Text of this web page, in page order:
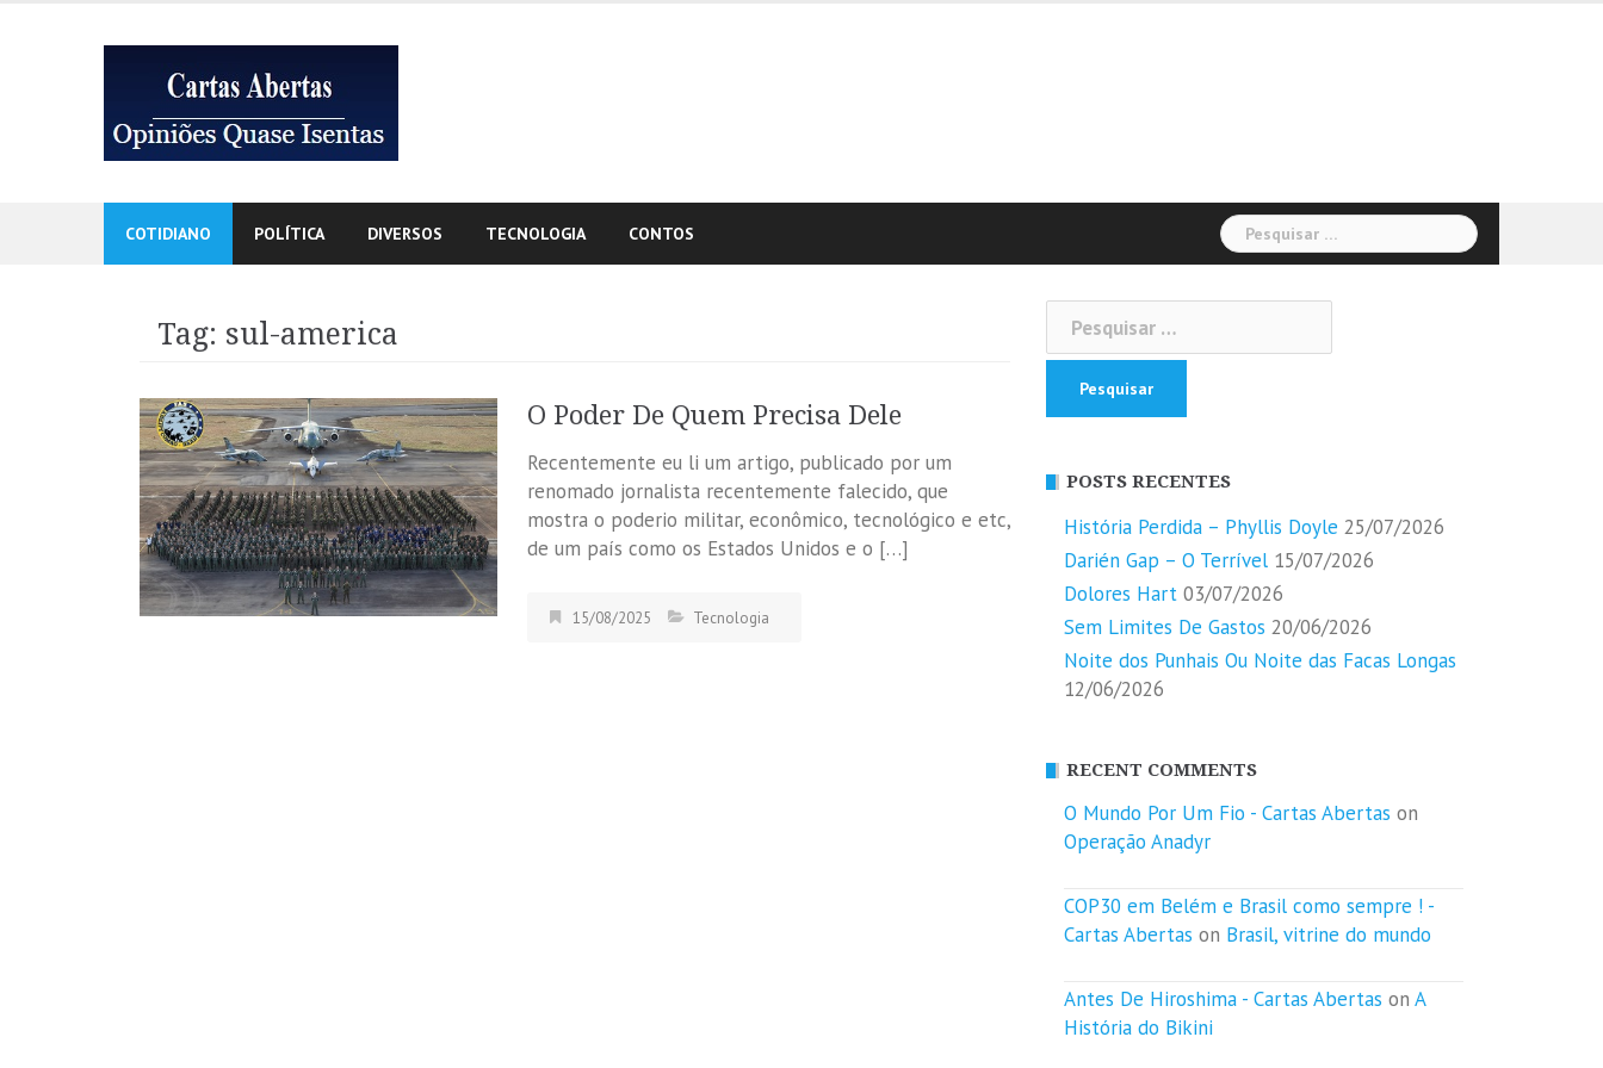
COTIDIANO POLÍTICA DIVERSOS TECNOLOGIA CONTOS
Pesquisar
por:
Tag: sul-america
O Poder De Quem Precisa Dele
Recentemente eu li um artigo, publicado por um
renomado jornalista recentemente falecido, que
mostra o poderio militar, econômico, tecnológico e etc,
de um país como os Estados Unidos e o […]
15/08/2025 Tecnologia
por:
POSTS RECENTES
História Perdida – Phyllis Doyle 25/07/2026
Darién Gap – O Terrível 15/07/2026
Dolores Hart 03/07/2026
Sem Limites De Gastos 20/06/2026
Noite dos Punhais Ou Noite das Facas Longas
12/06/2026
RECENT COMMENTS
O Mundo Por Um Fio - Cartas Abertas on
Operação Anadyr
COP30 em Belém e Brasil como sempre ! -
Cartas Abertas on Brasil, vitrine do mundo
Antes De Hiroshima - Cartas Abertas on A
História do Bikini